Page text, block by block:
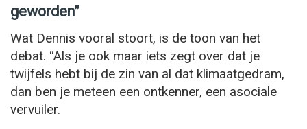
geworden”
Wat Dennis vooral stoort, is de toon van het
debat. “Als je ook maar iets zegt over dat je
twijfels hebt bij de zin van al dat klimaatgedram,
dan ben je meteen een ontkenner, een asociale
vervuiler.